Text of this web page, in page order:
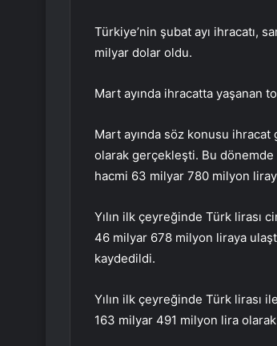
Türkiye’nin şubat ayı ihracatı,
milyar dolar oldu.
Mart ayında ihracatta yaşanan
Mart ayında söz konusu ihracat
olarak gerçekleşti. Bu dönemde
hacmi 63 milyar 780 milyon
Yılın ilk çeyreğinde Türk lirası
46 milyar 678 milyon liraya
kaydedildi.
Yılın ilk çeyreğinde Türk lirası
163 milyar 491 milyon lira olarak